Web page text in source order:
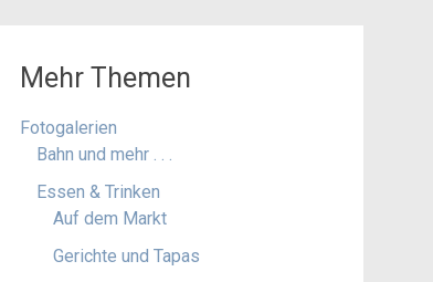
Mehr Themen
Fotogalerien
Bahn und mehr . . .
Essen & Trinken
Auf dem Markt
Gerichte und Tapas